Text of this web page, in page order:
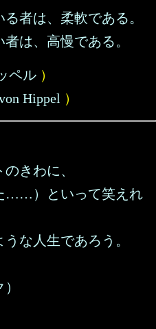
者は、柔軟である。
は、高慢である。
ペル ）
Hippel ）
きわに、
……）といって笑えれ
な人生であろう。